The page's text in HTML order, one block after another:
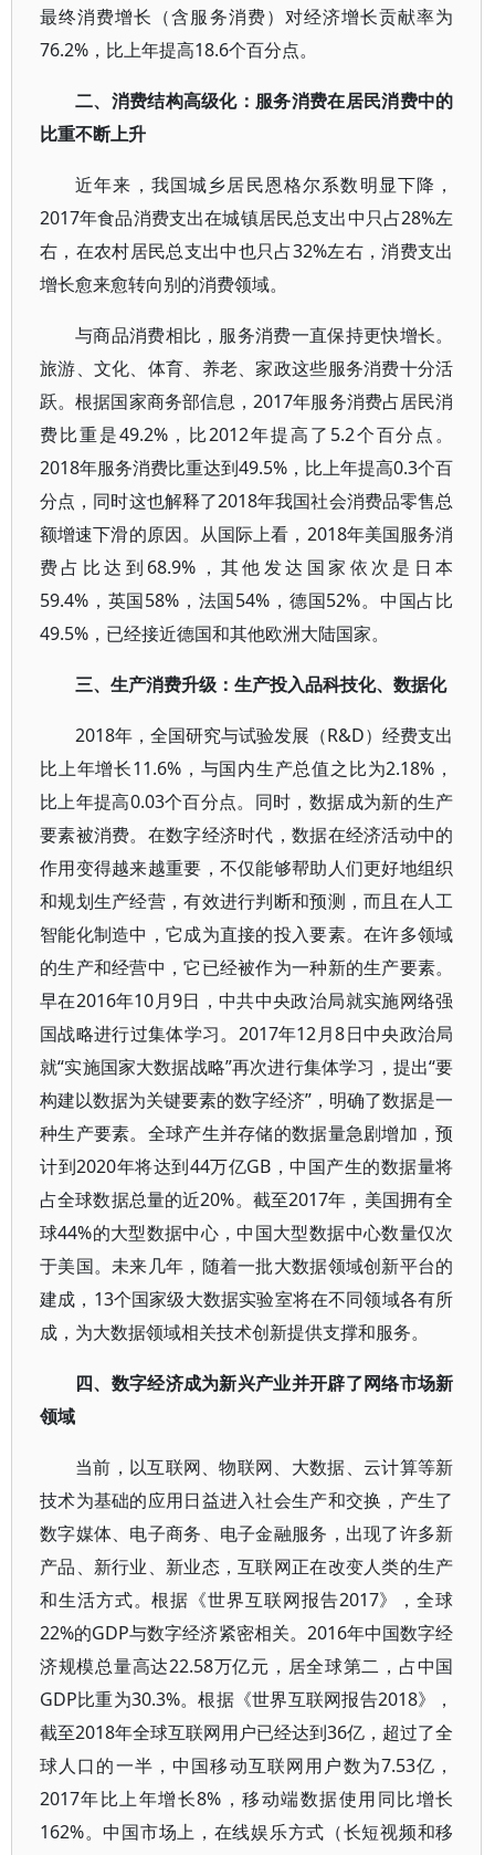
最终消费增长（含服务消费）对经济增长贡献率为
76.2%，比上年提高18.6个百分点。
二、消费结构高级化：服务消费在居民消费中的
比重不断上升
近年来，我国城乡居民恩格尔系数明显下降，
2017年食品消费支出在城镇居民总支出中只占28%左
右，在农村居民总支出中也只占32%左右，消费支出
增长愈来愈转向别的消费领域。
与商品消费相比，服务消费一直保持更快增长。
旅游、文化、体育、养老、家政这些服务消费十分活
跃。根据国家商务部信息，2017年服务消费占居民消
费比重是49.2%，比2012年提高了5.2个百分点。
2018年服务消费比重达到49.5%，比上年提高0.3个百
分点，同时这也解释了2018年我国社会消费品零售总
额增速下滑的原因。从国际上看，2018年美国服务消
费占比达到68.9%，其他发达国家依次是日本
59.4%，英国58%，法国54%，德国52%。中国占比
49.5%，已经接近德国和其他欧洲大陆国家。
三、生产消费升级：生产投入品科技化、数据化
2018年，全国研究与试验发展（R&D）经费支出
比上年增长11.6%，与国内生产总值之比为2.18%，
比上年提高0.03个百分点。同时，数据成为新的生产
要素被消费。在数字经济时代，数据在经济活动中的
作用变得越来越重要，不仅能够帮助人们更好地组织
和规划生产经营，有效进行判断和预测，而且在人工
智能化制造中，它成为直接的投入要素。在许多领域
的生产和经营中，它已经被作为一种新的生产要素。
早在2016年10月9日，中共中央政治局就实施网络强
国战略进行过集体学习。2017年12月8日中央政治局
就“实施国家大数据战略”再次进行集体学习，提出“要
构建以数据为关键要素的数字经济”，明确了数据是一
种生产要素。全球产生并存储的数据量急剧增加，预
计到2020年将达到44万亿GB，中国产生的数据量将
占全球数据总量的近20%。截至2017年，美国拥有全
球44%的大型数据中心，中国大型数据中心数量仅次
于美国。未来几年，随着一批大数据领域创新平台的
建成，13个国家级大数据实验室将在不同领域各有所
成，为大数据领域相关技术创新提供支撑和服务。
四、数字经济成为新兴产业并开辟了网络市场新
领域
当前，以互联网、物联网、大数据、云计算等新
技术为基础的应用日益进入社会生产和交换，产生了
数字媒体、电子商务、电子金融服务，出现了许多新
产品、新行业、新业态，互联网正在改变人类的生产
和生活方式。根据《世界互联网报告2017》，全球
22%的GDP与数字经济紧密相关。2016年中国数字经
济规模总量高达22.58万亿元，居全球第二，占中国
GDP比重为30.3%。根据《世界互联网报告2018》，
截至2018年全球互联网用户已经达到36亿，超过了全
球人口的一半，中国移动互联网用户数为7.53亿，
2017年比上年增长8%，移动端数据使用同比增长
162%。中国市场上，在线娱乐方式（长短视频和移